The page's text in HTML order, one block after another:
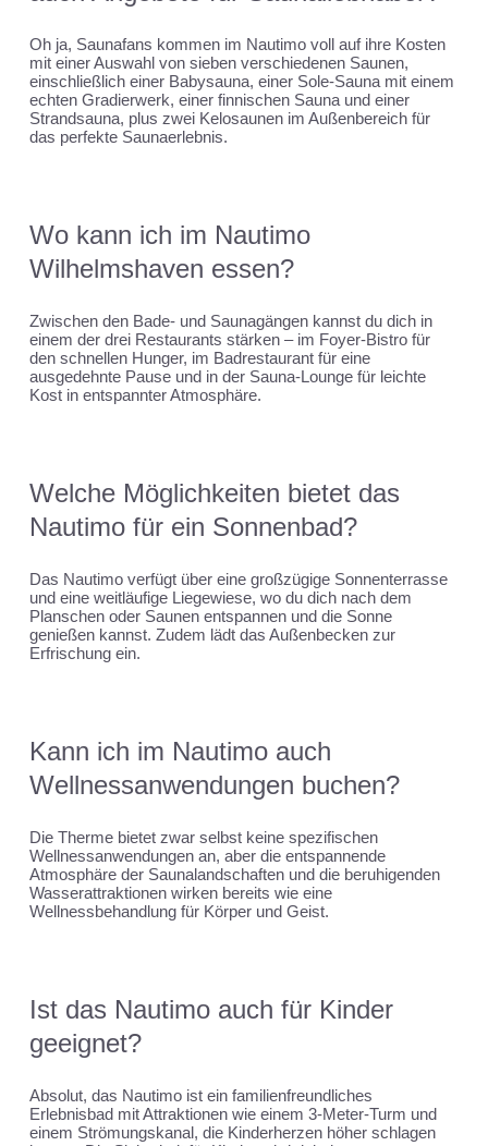
Oh ja, Saunafans kommen im Nautimo voll auf ihre Kosten
mit einer Auswahl von sieben verschiedenen Saunen,
einschließlich einer Babysauna, einer Sole-Sauna mit einem
echten Gradierwerk, einer finnischen Sauna und einer
Strandsauna, plus zwei Kelosaunen im Außenbereich für
das perfekte Saunaerlebnis.
Wo kann ich im Nautimo
Wilhelmshaven essen?
Zwischen den Bade- und Saunagängen kannst du dich in
einem der drei Restaurants stärken – im Foyer-Bistro für
den schnellen Hunger, im Badrestaurant für eine
ausgedehnte Pause und in der Sauna-Lounge für leichte
Kost in entspannter Atmosphäre.
Welche Möglichkeiten bietet das
Nautimo für ein Sonnenbad?
Das Nautimo verfügt über eine großzügige Sonnenterrasse
und eine weitläufige Liegewiese, wo du dich nach dem
Planschen oder Saunen entspannen und die Sonne
genießen kannst. Zudem lädt das Außenbecken zur
Erfrischung ein.
Kann ich im Nautimo auch
Wellnessanwendungen buchen?
Die Therme bietet zwar selbst keine spezifischen
Wellnessanwendungen an, aber die entspannende
Atmosphäre der Saunalandschaften und die beruhigenden
Wasserattraktionen wirken bereits wie eine
Wellnessbehandlung für Körper und Geist.
Ist das Nautimo auch für Kinder
geeignet?
Absolut, das Nautimo ist ein familienfreundliches
Erlebnisbad mit Attraktionen wie einem 3-Meter-Turm und
einem Strömungskanal, die Kinderherzen höher schlagen